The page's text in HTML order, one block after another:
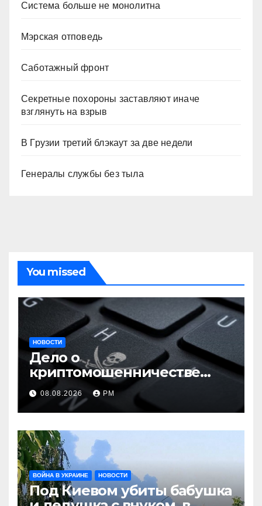
Система больше не монолитна
Мэрская отповедь
Саботажный фронт
Секретные похороны заставляют иначе
взглянуть на взрыв
В Грузии третий блэкаут за две недели
Генералы службы без тыла
You missed
НОВОСТИ
Дело о
криптомошенничестве
оборачивают в содействие
терроризму
08.08.2026 РМ
ВОЙНА В УКРАИНЕ НОВОСТИ
Под Киевом убиты бабушка